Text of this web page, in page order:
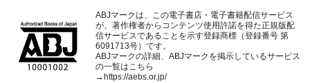
ABJマークは、この電子書店・電子書籍配信サービス
が、著作権者からコンテンツ使用許諾を得た正規版配
信サービスであることを示す登録商標（登録番号 第
6091713号）です。
ABJマークの詳細、ABJマークを掲示しているサービス
の一覧はこちら
→ https://aebs.or.jp/